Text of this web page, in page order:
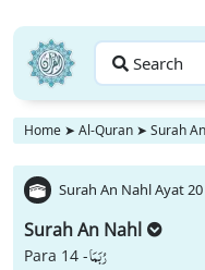
Search
Home ➤ Al-Quran ➤ Surah
Surah An Nahl Ayat
Surah An Nahl
Para 14 -رُبَمَا